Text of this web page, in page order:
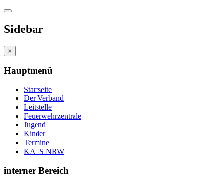
Sidebar
×
Hauptmenü
Startseite
Der Verband
Leitstelle
Feuerwehrzentrale
Jugend
Kinder
Termine
KATS NRW
interner Bereich